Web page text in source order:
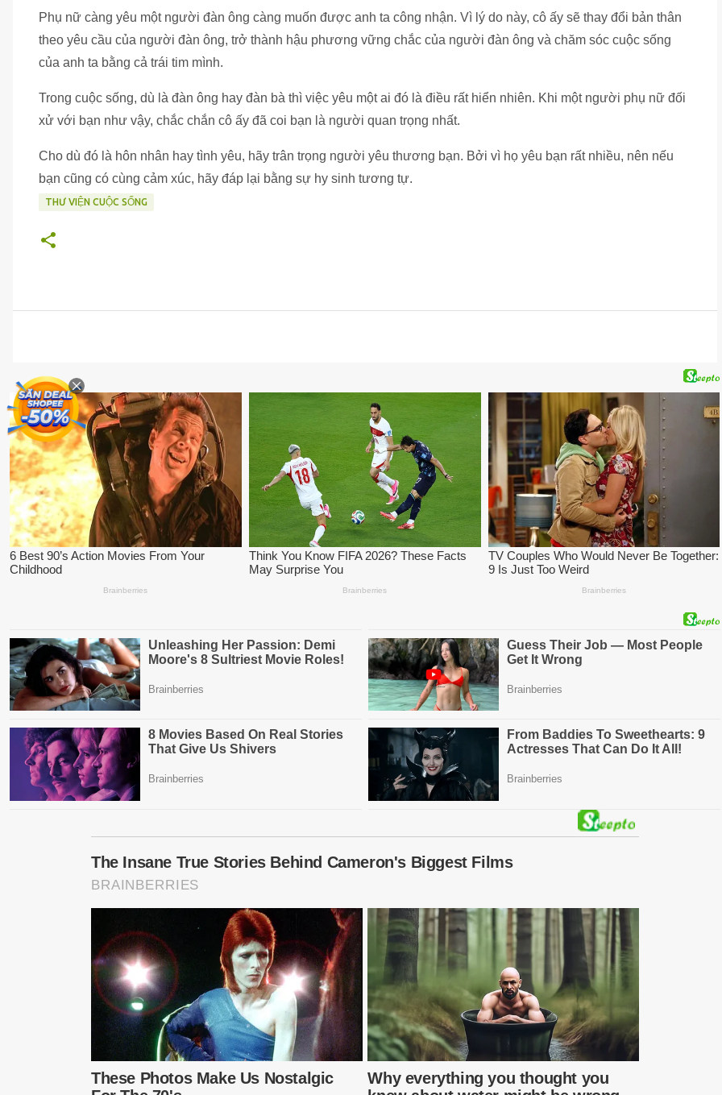
Phụ nữ càng yêu một người đàn ông càng muốn được anh ta công nhận. Vì lý do này, cô ấy sẽ thay đổi bản thân
theo yêu cầu của người đàn ông, trở thành hậu phương vững chắc của người đàn ông và chăm sóc cuộc sống
của anh ta bằng cả trái tim mình.
Trong cuộc sống, dù là đàn ông hay đàn bà thì việc yêu một ai đó là điều rất hiển nhiên. Khi một người phụ nữ đối
xử với bạn như vậy, chắc chắn cô ấy đã coi bạn là người quan trọng nhất.
Cho dù đó là hôn nhân hay tình yêu, hãy trân trọng người yêu thương bạn. Bởi vì họ yêu bạn rất nhiều, nên nếu
bạn cũng có cùng cảm xúc, hãy đáp lại bằng sự hy sinh tương tự.
THƯ VIỆN CUỘC SỐNG